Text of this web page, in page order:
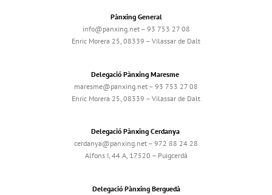
Pànxing General
info@panxing.net – 93 753 27 08
Enric Morera 25, 08339 – Vilassar de Dalt
Delegació Pànxing Maresme
maresme@panxing.net – 93 753 27 08
Enric Morera 25, 08339 – Vilassar de Dalt
Delegació Pànxing Cerdanya
cerdanya@panxing.net – 972 88 24 28
Alfons I, 44 A, 17520 – Puigcerdà
Delegació Pànxing Berguedà